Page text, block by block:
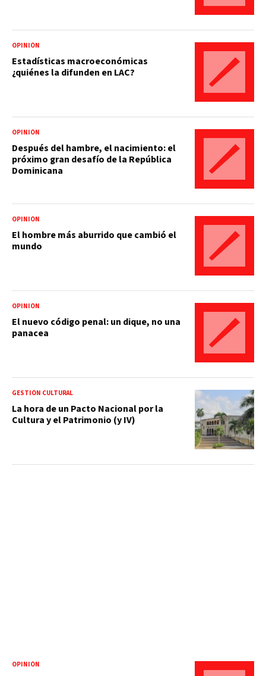
OPINIÓN
Estadísticas macroeconómicas
¿quiénes la difunden en LAC?
OPINIÓN
Después del hambre, el nacimiento: el
próximo gran desafío de la República
Dominicana
OPINIÓN
El hombre más aburrido que cambió el
mundo
OPINIÓN
El nuevo código penal: un dique, no una
panacea
GESTIÓN CULTURAL
La hora de un Pacto Nacional por la
Cultura y el Patrimonio (y IV)
OPINIÓN